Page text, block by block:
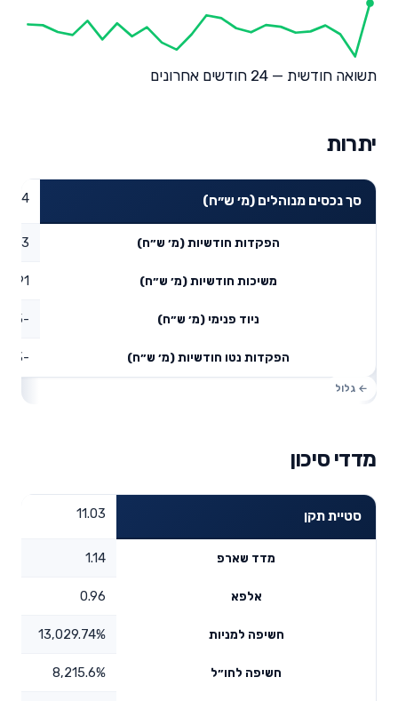
תשואה חודשית — 24 חודשים אחרונים
יתרות
סך נכסים מנוהלים (מ׳ ש״ח)
הפקדות חודשיות (מ׳ ש״ח)
משיכות חודשיות (מ׳ ש״ח) 16.91
ניוד פנימי (מ׳ ש״ח) -137.15
הפקדות נטו חודשיות (מ׳ ש״ח) -87.73
מדדי סיכון
סטיית תקן 11.03
מדד שארפ 1.14
אלפא 0.96
חשיפה למניות 13,029.74%
חשיפה לחו״ל 8,215.6%